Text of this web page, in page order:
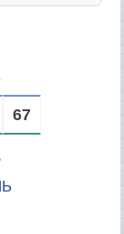
67